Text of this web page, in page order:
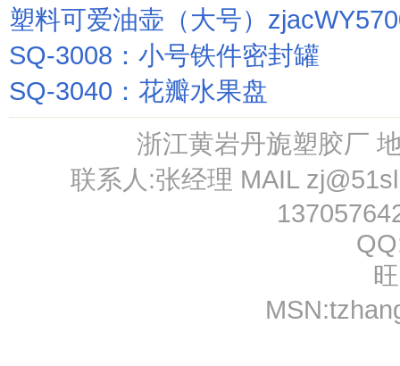
塑料可爱油壶（大号）
SQ-3008：小号铁件密封罐
SQ-3040：花瓣水果盘
浙江黄岩丹旎塑胶厂
联系人:张经理 MAIL
MSN: